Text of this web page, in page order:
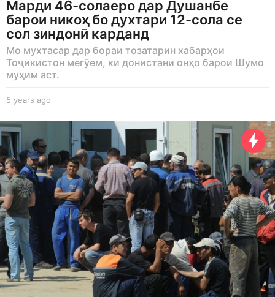
Марди 46-солаеро дар Душанбе
барои никоҳ бо духтари 12-сола се
сол зиндонӣ карданд
Мо мухтасар дар бораи тозатарин хабарҳои
Тоҷикистон мегӯем, ки донистани онҳо барои Шумо
муҳим аст.
5 years ago
e
s
a
g
o